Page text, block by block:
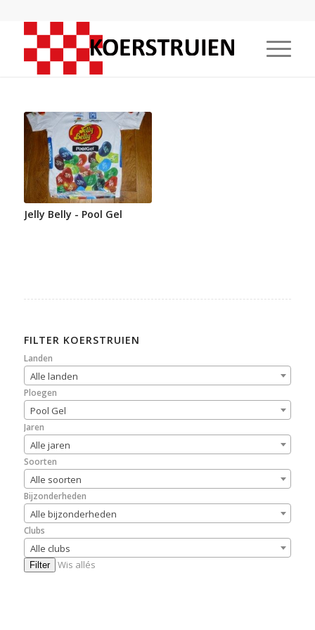
Jelly Belly - Pool Gel
FILTER KOERSTRUIEN
Landen
Alle landen
Ploegen
Pool Gel
Jaren
Alle jaren
Soorten
Alle soorten
Bijzonderheden
Alle bijzonderheden
Clubs
Alle clubs
Filter Wis allés